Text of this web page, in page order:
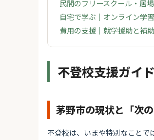
民間のフリースクール・居
自宅で学ぶ｜オンライン学
費用の支援｜就学援助と補
不登校支援ガイ
茅野市の現状と「次の
不登校は、いまや特別なことで